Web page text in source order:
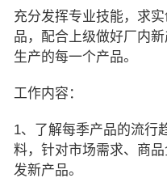
充分发挥专业技能，求
品，配合上级做好厂内
生产的每一个产品。
工作内容：
1、了解每季产品的流行
料，针对市场需求、商
发新产品。